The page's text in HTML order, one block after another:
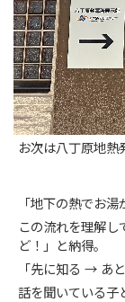
お次は八丁原地熱
「地下の熱でお
この流れを理解し
ど！」と納得。
「先に知る → あ
話を聞いている子